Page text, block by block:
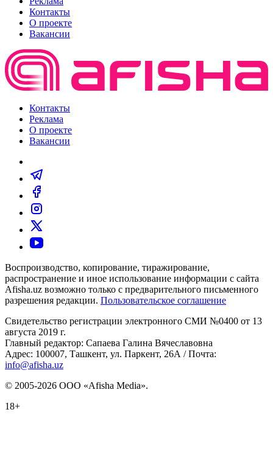
Контакты
О проекте
Вакансии
Контакты
Реклама
О проекте
Вакансии
Воспроизводство, копирование, тиражирование,
распространение и иное использование информации с сайта
Afisha.uz возможно только с предварительного письменного
разрешения редакции. Пользовательское соглашение
Свидетельство регистрации электронного СМИ №0400 от 13
августа 2019 г.
Главный редактор: Сапаева Галина Вячеславовна
Адрес: 100007, Ташкент, ул. Паркент, 26А / Почта:
info@afisha.uz
© 2005-2026 ООО «Afisha Media».
18+